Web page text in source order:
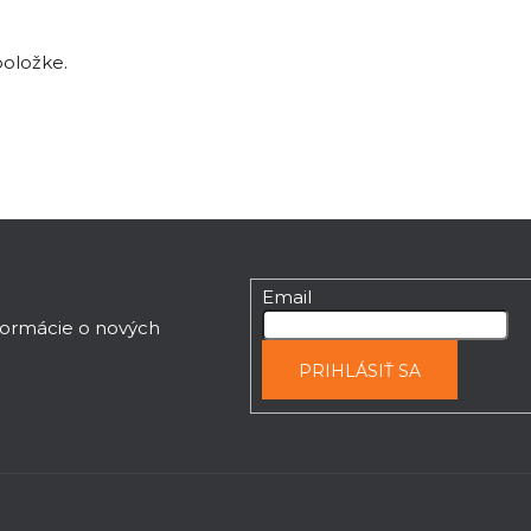
o nových
Email
PRIHLÁSIŤ SA